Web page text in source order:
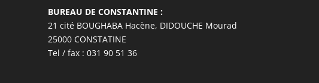
BUREAU DE CONSTANTINE :
21 cité BOUGHABA Hacène, DIDOUCHE Mourad
25000 CONSTATINE
Tel / fax : 031 90 51 36